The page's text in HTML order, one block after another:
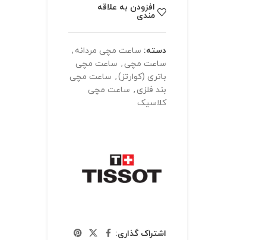
افزودن به علاقه
مندی
دسته: ساعت مچی مردانه ,
ساعت مچی , ساعت مچی
باتری (کوارتز), ساعت مچی
بند فلزی , ساعت مچی
کلاسیک
اشتراک گذاری: